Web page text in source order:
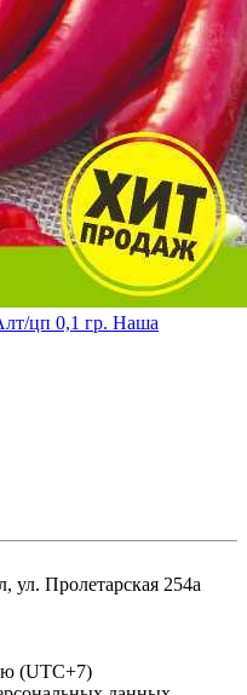
цп 0,1 гр. Наша
ул. Пролетарская 254а
(UTC+7)